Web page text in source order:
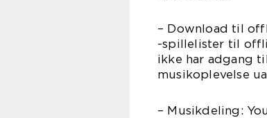
– Download til
-spillelister til
ikke har adgang
musikoplevelse
– Musikdeling: